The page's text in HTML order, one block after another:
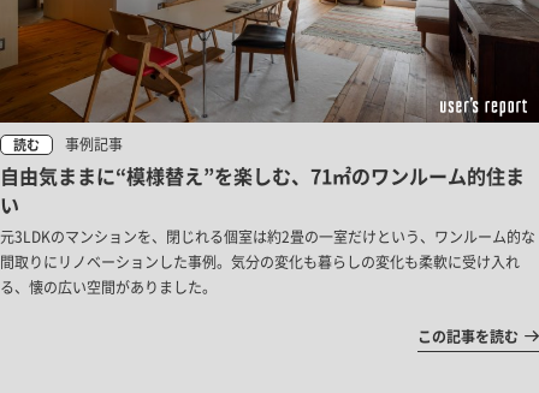
読む 事例記事
自由気ままに“模様替え”を楽しむ、71㎡のワンルーム的住ま
い
元3LDKのマンションを、閉じれる個室は約2畳の一室だけという、ワンルーム的な
間取りにリノベーションした事例。気分の変化も暮らしの変化も柔軟に受け入れ
る、懐の広い空間がありました。
この記事を読む